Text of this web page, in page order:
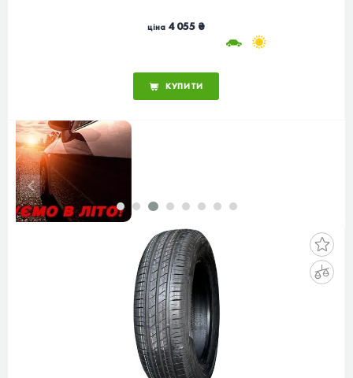
ціна 4 055 ₴
КУПИТИ